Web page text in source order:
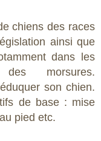
des races
ainsi que
dans les
morsures.
son chien.
de base : mise
pied etc.